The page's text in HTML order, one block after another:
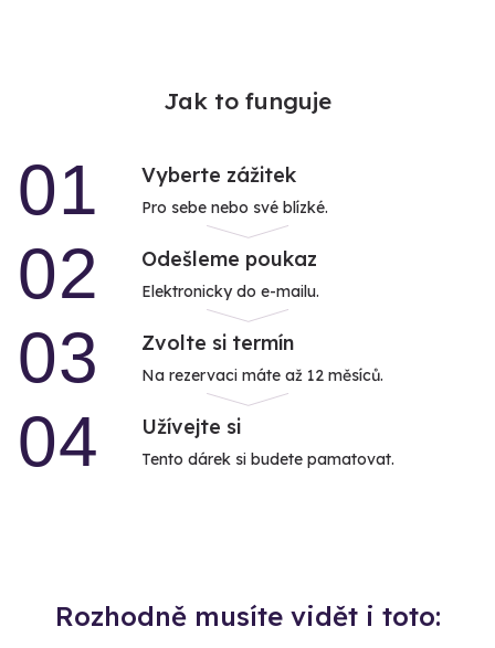
Jak to funguje
01 Vyberte zážitek
Pro sebe nebo své blízké.
02 Odešleme poukaz
Elektronicky do e-mailu.
03 Zvolte si termín
Na rezervaci máte až 12 měsíců.
04 Užívejte si
Tento dárek si budete pamatovat.
Rozhodně musíte vidět i toto: